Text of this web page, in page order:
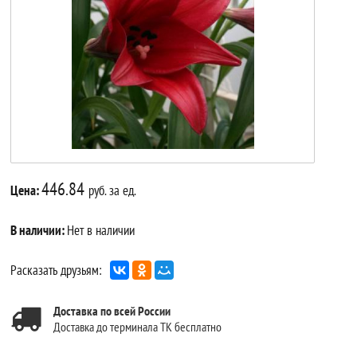
Цена:446.84 руб. за ед.
В наличии:Нет в наличии
Расказать друзьям:
Доставка по всей России
Доставка до терминала ТК бесплатно